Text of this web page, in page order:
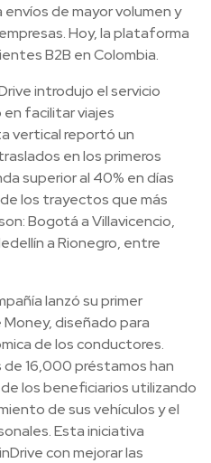
de mayor volumen y
Hoy, la plataforma
B2B en Colombia.
introdujo el servicio
facilitar viajes
vertical reportó un
en los primeros
superior al 40% en días
los trayectos que más
Bogotá a Villavicencio,
a Rionegro, entre
lanzó su primer
diseñado para
de los conductores.
16,000 préstamos han
los beneficiarios utilizando
de sus vehículos y el
Esta iniciativa
con mejorar las